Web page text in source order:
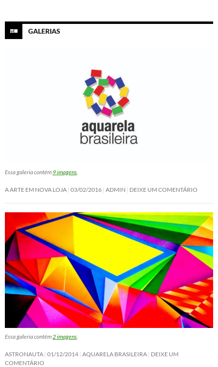
GALERIAS
Essa galeria contém 9 imagens
A ARTE EM NOVA LOJA 03/02/2016 ADMIN DEIXE UM COMENTÁRIO
Essa galeria contém 2 imagens
ASTRONAUTA 01/12/2014 AQUARELA BRASILEIRA DEIXE UM
COMENTÁRIO